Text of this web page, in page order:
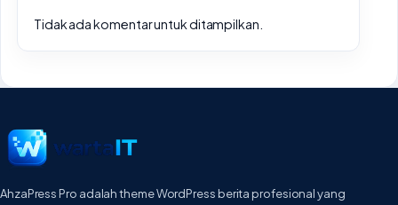
Tidak ada komentar untuk ditampilkan.
AhzaPress Pro adalah theme WordPress berita profesional yang